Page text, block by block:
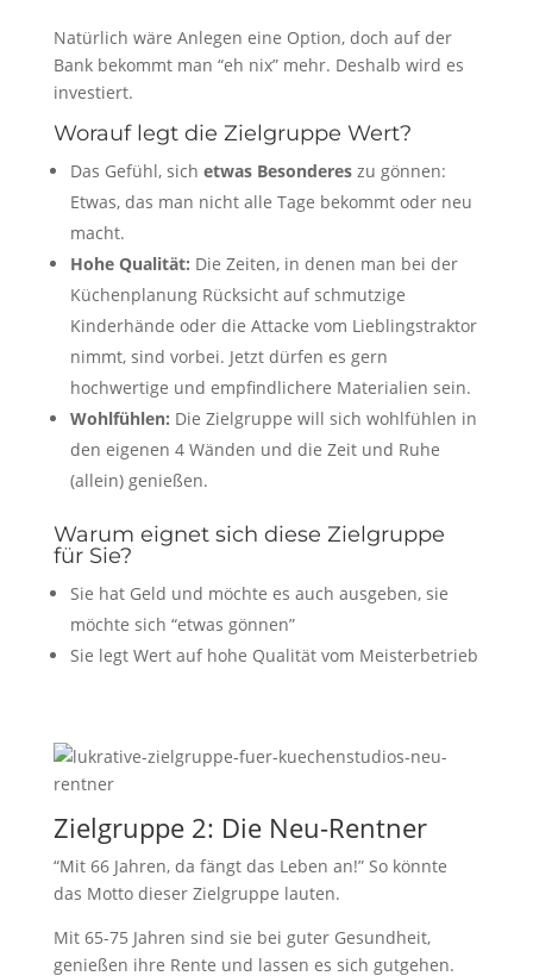
Natürlich wäre Anlegen eine Option, doch auf der
Bank bekommt man “eh nix” mehr. Deshalb wird es
investiert.
Worauf legt die Zielgruppe Wert?
Das Gefühl, sich etwas Besondereszu gönnen:
Etwas, das man nicht alle Tage bekommt oder neu
macht.
Hohe Qualität: Die Zeiten, in denen man bei der
Küchenplanung Rücksicht auf schmutzige
Kinderhände oder die Attacke vom Lieblingstraktor
nimmt, sind vorbei. Jetzt dürfen es gern
hochwertige und empfindlichere Materialien sein.
Wohlfühlen: Die Zielgruppe will sich wohlfühlen in
den eigenen 4 Wänden und die Zeit und Ruhe
(allein) genießen.
Warum eignet sich diese Zielgruppe
für Sie?
Sie hat Geld und möchte es auch ausgeben, sie
möchte sich “etwas gönnen”
Sie legt Wert auf hohe Qualität vom Meisterbetrieb
Zielgruppe 2: Die Neu-Rentner
“Mit 66 Jahren, da fängt das Leben an!” So könnte
das Motto dieser Zielgruppe lauten.
Mit 65-75 Jahren sind sie bei guter Gesundheit,
genießen ihre Rente und lassen es sich gutgehen.